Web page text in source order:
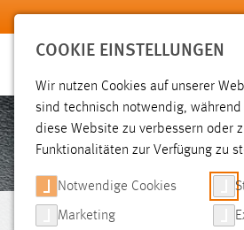
Zum Hauptinhalt springen
COOKIE EINSTELLUNGEN
Wir nutzen Cookies auf unserer
sind technisch notwendig,
diese Website zu verbessern oder
Funktionalitäten zur Verfügung zu
Notwendige Cookies
Marketing